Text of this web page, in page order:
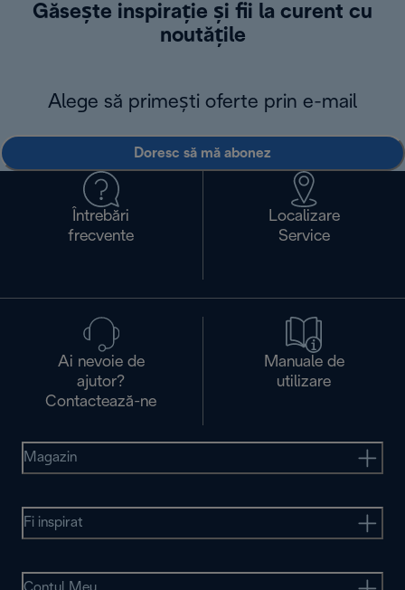
Găsește inspirație și fii la curent cu
noutățile
Alege să primești oferte prin e-mail
Doresc să mă abonez
Întrebări
frecvente
Localizare
Service
Ai nevoie de
ajutor?
Contactează-ne
Manuale de
utilizare
Magazin
Fi inspirat